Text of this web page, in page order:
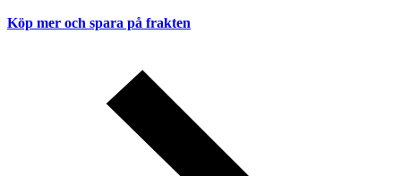
Köp mer och spara på frakten